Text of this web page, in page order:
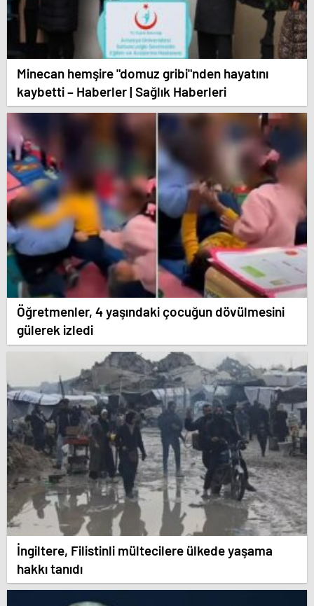
Minecan hemşire "domuz gribi"nden hayatını
kaybetti – Haberler | Sağlık Haberleri
Öğretmenler, 4 yaşındaki çocuğun dövülmesini
gülerek izledi
İngiltere, Filistinli mültecilere ülkede yaşama
hakkı tanıdı